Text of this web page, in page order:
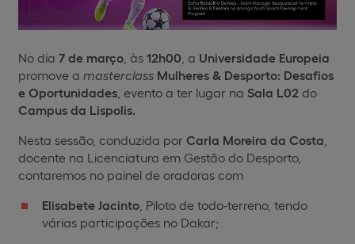
No dia 7 de março , às 12h00 , a Universidade Europeia
promove a masterclass Mulheres & Desporto: Desafios
e Oportunidades , evento a ter lugar na Sala L02 do
Campus da Lispolis.
Nesta sessão, conduzida por Carla Moreira da Costa
docente na Licenciatura em Gestão do Desporto,
contaremos no painel de oradoras com
Elisabete Jacinto , Piloto de todo-terreno, tendo
várias participações no Dakar;